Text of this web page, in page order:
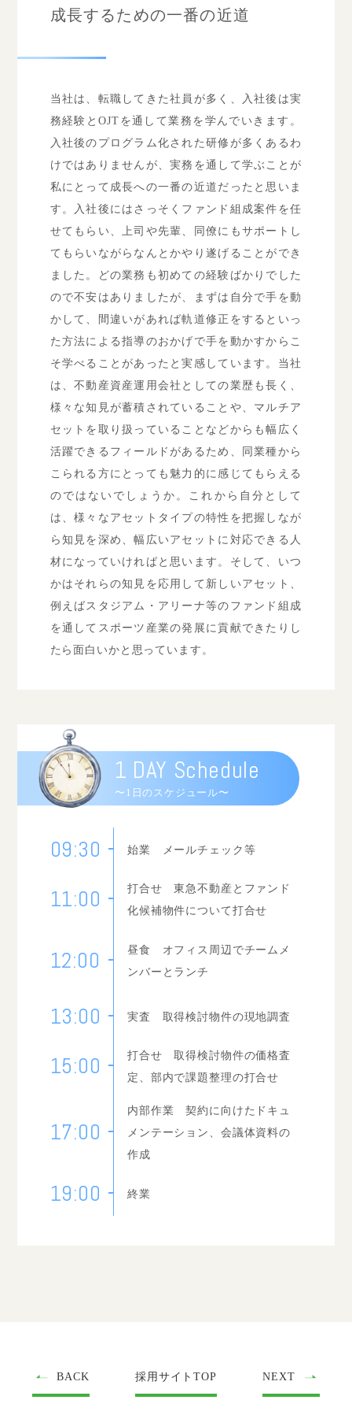
成長するための一番の近道
当社は、転職してきた社員が多く、入社後は実
務経験とOJTを通して業務を学んでいきます。
入社後のプログラム化された研修が多くあるわ
けではありませんが、実務を通して学ぶことが
私にとって成長への一番の近道だったと思いま
す。入社後にはさっそくファンド組成案件を任
せてもらい、上司や先輩、同僚にもサポートし
てもらいながらなんとかやり遂げることができ
ました。どの業務も初めての経験ばかりでした
ので不安はありましたが、まずは自分で手を動
かして、間違いがあれば軌道修正をするといっ
た方法による指導のおかげで手を動かすからこ
そ学べることがあったと実感しています。当社
は、不動産資産運用会社としての業歴も長く、
様々な知見が蓄積されていることや、マルチア
セットを取り扱っていることなどからも幅広く
活躍できるフィールドがあるため、同業種から
こられる方にとっても魅力的に感じてもらえる
のではないでしょうか。これから自分として
は、様々なアセットタイプの特性を把握しなが
ら知見を深め、幅広いアセットに対応できる人
材になっていければと思います。そして、いつ
かはそれらの知見を応用して新しいアセット、
例えばスタジアム・アリーナ等のファンド組成
を通してスポーツ産業の発展に貢献できたりし
たら面白いかと思っています。
1 DAY Schedule
〜1日のスケジュール〜
09:30 始業 メールチェック等
11:00
打合せ 東急不動産とファンド
化候補物件について打合せ
12:00
昼食 オフィス周辺でチームメ
ンバーとランチ
13:00 実査 取得検討物件の現地調査
15:00
打合せ 取得検討物件の価格査
定、部内で課題整理の打合せ
17:00
内部作業 契約に向けたドキュ
メンテーション、会議体資料の
作成
19:00 終業
BACK 採用サイトTOP NEXT